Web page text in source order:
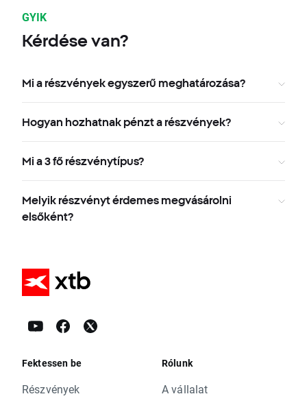
GYIK
Kérdése van?
Mi a részvények egyszerű meghatározása?
Hogyan hozhatnak pénzt a részvények?
Mi a 3 fő részvénytípus?
Melyik részvényt érdemes megvásárolni
elsőként?
Fektessen be
Részvények
Rólunk
A vállalat